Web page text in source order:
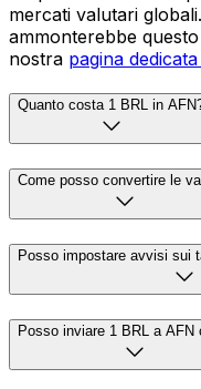
mercati valutari
ammonterebbe
nostra pagina
Quanto costa 1 BRL in
Come posso convertire le
Posso impostare avvisi sui
Posso inviare 1 BRL a AFN